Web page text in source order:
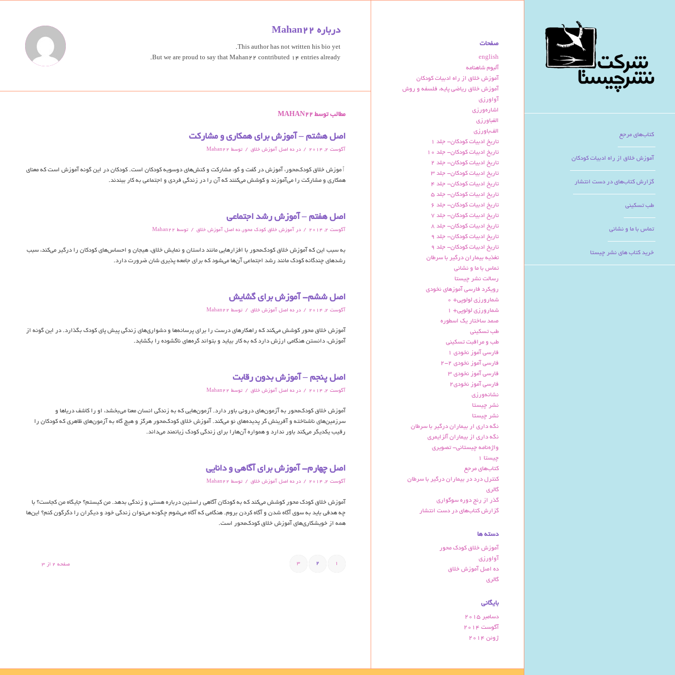
کتاب‌های مرجع
آموزش خلاق از راه ادبیات کودکان
گزارش کتاب‌های در دست انتشار
طب تسکینی
تماس با ما و نشانی
خرید کتاب های نشر چیستا
درباره Mahan22
This author has not written his bio yet.
But we are proud to say thatMahan22 contributed 14 entries already.
مطالب توسط MAHAN22
اصل هشتم – آموزش برای همکاری و مشارکت
آگوست 2, 2014 / در ده اصل آموزش خلاق / توسط Mahan22
ٱموزش خلاق کودک‌محور،‌ آموزش در گفت و گو، مشارکت و کنش‌های دوسویه کودکان است. کودکان در این گونه آموزش است که معنای
همکاری و مشارکت را می‌آموزند و کوشش می‌کنند که آن را در زندگی فردی و اجتماعی به کار ببندند.
اصل هفتم – آموزش رشد اجتماعی
آگوست 2, 2014 / در آموزش خلاق کودک محور, ده اصل آموزش خلاق / توسط Mahan22
به سبب این که آموزش خلاق کودک‌محور با افزارهایی مانند داستان و نمایش خلاق، هیجان و احساس‌های کودکان را درگیر می‌کند،‌ سبب
رشدهای چندگانه کودک مانند رشد اجتماعی آن‌ها می‌شود که برای جامعه پذیری شان ضرورت دارد.
اصل ششم- آموزش برای گشایش
آگوست 2, 2014 / در ده اصل آموزش خلاق / توسط Mahan22
آموزش خلاق محور کوشش می‌کند که راهکارهای درست را برای پرسانه‌ها و دشواری‌های زندگی پیش پای کودک بگذارد. در این گونه از
آموزش،‌ دانستن هنگامی ارزش دارد که به کار بیاید و بتواند گره‌های ناگشوده را بگشاید.
اصل پنجم – آموزش بدون رقابت
آگوست 2, 2014 / در ده اصل آموزش خلاق / توسط Mahan22
آموزش خلاق کودک‌محور به آزمون‌های درونی باور دارد. آزمون‌هایی که به زندگی انسان معنا می‌بخشد، او را کاشف دریاها و
سرزمین‌های ناشناخته و آفرینش گر پدیده‌های نو می‌کند. آموزش خلاق کودک‌محور هرگز و هیچ گاه به آزمون‌های ظاهری که کودکان را
رقیب یکدیگر می‌کند باور ندارد و همواره آن‌هارا برای زندگی کودک زیانمند می‌داند.
اصل چهارم- آموزش برای آگاهی و دانایی
آگوست 2, 2014 / در ده اصل آموزش خلاق / توسط Mahan22
آموزش خلاق کودک‌ محور کوشش می‌کند که به کودکان آگاهی راستین درباره هستی و زندگی بدهد. من کیستم؟ جایگاه من کجاست؟ با
چه هدفی باید به سوی آگاه شدن و آگاه کردن بروم. هنگامی که آگاه می‌شوم چگونه می‌توان زندگی خود و دیگران را دگرگون کنم؟ این‌ها
همه از خویشکاری‌های آموزش خلاق کودک‌محور است.
صفحه 2 از 3 1
2
3
صفحات
english
آلبوم شاهنامه
آموزش خلاق از راه ادبیات کودکان
آموزش خلاق ریاضی پایه، فلسفه و روش
آواورزی
اشاره‌ورزی
الفباورزی
الف‌باورزی
تاریخ ادبیات کودکان- جلد 1
تاریخ ادبیات کودکان- جلد 10
تاریخ ادبیات کودکان- جلد 2
تاریخ ادبیات کودکان- جلد 3
تاریخ ادبیات کودکان- جلد 4
تاریخ ادبیات کودکان- جلد 5
تاریخ ادبیات کودکان- جلد 6
تاریخ ادبیات کودکان- جلد 7
تاریخ ادبیات کودکان- جلد 8
تاریخ ادبیات کودکان- جلد 9
تاریخ ادبیات کودکان- جلد 9
تغذیه بیماران درگیر با سرطان
تماس با ما و نشانی
رسالت نشر چیستا
رویکرد فارسی آموزهای نخودی
شمارورزی لولوپی+ 0
شمارورزی لولوپی+ 1
صمد ساختار یک اسطوره
طب تسکینی
طب و مراقبت تسکینی
فارسی آموز نخودی 1
فارسی آموز نخودی 2-2
فارسی آموز نخودی 3
فارسی آموز نخودی2
نشانه‌ورزی
نشر چیستا
نشر چیستا
نگه داری ار بیماران درگیر با سرطان
نگه داری از بیماران آلزایمری
واژه‌نامه چیستانی- تصویری
چیستا 1
کتاب‌های مرجع
کنترل درد در بیماران درگیر با سرطان
گالری
گذر از رنج دوره سوگواری
گزارش کتاب‌های در دست انتشار
دسته ها
آموزش خلاق کودک محور
آواورزی
ده اصل آموزش خلاق
گالری
بایگانی
دسامبر 2015
آگوست 2014
ژوئن 2014